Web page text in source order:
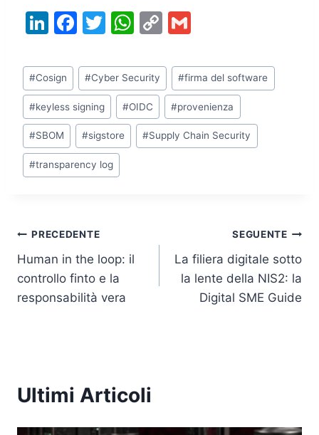
Li
k
e
dI
n
F
c
e
b
o
o
k
T
itt
er
W
at
s
A
p
C
p
y
Li
n
ai
l
Tag
articolo:
#Cosign #Cyber Security #firma del software
#keyless signing #OIDC #provenienza
#SBOM #sigstore #Supply Chain Security
#transparency log
Navigazione
articoli
PRECEDENTE
Human in the loop: il
controllo finto e la
responsabilità vera
SEGUENTE
La filiera digitale sotto
la lente della NIS2: la
Digital SME Guide
Ultimi Articoli